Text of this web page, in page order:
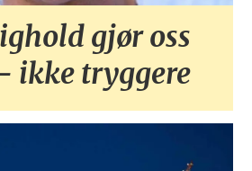
gjør oss
ikke tryggere